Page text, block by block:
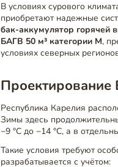
В условиях сурового
приобретают надежные
бак-аккумулятор горячей
БАГВ 50 м³ категории М,
условиях северных
Проектирование
Республика Карелия
Зимы здесь
−9 °C до −14 °C, а в
Такие условия требуют
разрабатывается с учётом: